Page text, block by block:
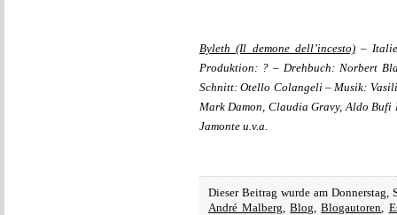
Byleth (Il demone dell’incesto)–
Produktion: ? – Drehbuch: Norbert
Schnitt: Otello Colangeli – Musik:
Mark Damon, Claudia Gravy, Aldo
Jamonte u.v.a.
Dieser Beitrag wurde am
André Malberg,Blog,Blogautoren,